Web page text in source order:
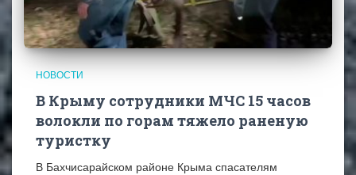
НОВОСТИ
В Крыму сотрудники МЧС 15 часов
волокли по горам тяжело раненую
туристку
В Бахчисарайском районе Крыма спасателям